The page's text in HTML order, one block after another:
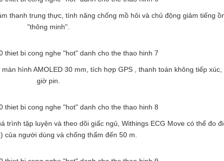
thanh trung thực, tính năng chống mồ hôi và chủ động giảm tiếng
"thông minh".
hình AMOLED 30 mm, tích hợp GPS , thanh toán không tiếp xúc,
giờ pin.
trình tập luyện và theo dõi giấc ngủ, Withings ECG Move có thể đo
của người dùng và chống thấm đến 50 m.